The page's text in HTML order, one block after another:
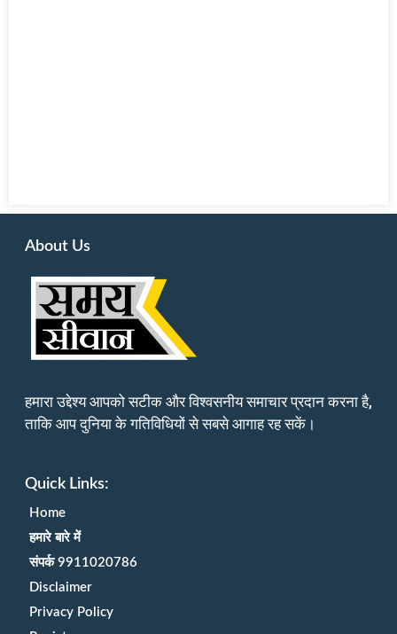
About Us
हमारा उद्देश्य आपको सटीक और विश्वसनीय समाचार प्रदान करना है,
ताकि आप दुनिया के गतिविधियों से सबसे आगाह रह सकें।
Quick Links:
Home
हमारे बारे में
संपर्क 9911020786
Disclaimer
Privacy Policy